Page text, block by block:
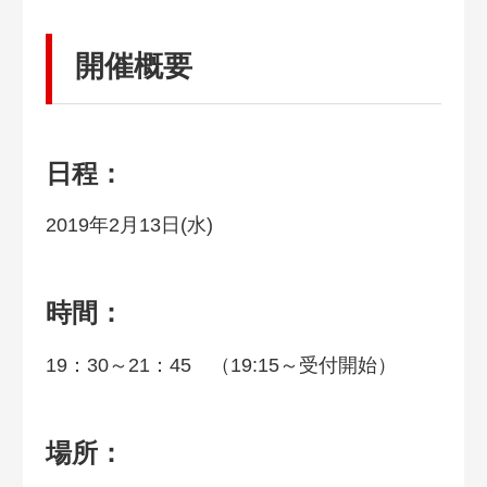
開催概要
日程：
2019年2月13日(水)
時間：
19：30～21：45 （19:15～受付開始）
場所：